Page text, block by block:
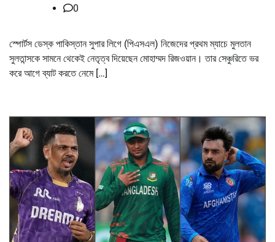
0
স্পোর্টস ডেস্ক পাকিস্তান সুপার লিগে (পিএসএল) নিজেদের প্রথম ম্যাচে মুলতান
সুলতান্সকে সামনে থেকেই নেতৃত্ব দিয়েছেন মোহাম্মদ রিজওয়ান। তার সেঞ্চুরিতে ভর
করে আগে ব্যাট করতে নেমে […]